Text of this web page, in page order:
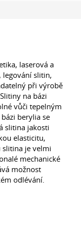
laserová a
legování slitin,
při výrobě
na bázi
vůči tepelným
berylia se
slitina jakosti
elasticitu,
slitina je velmi
mechanické
možnost
odlévání.